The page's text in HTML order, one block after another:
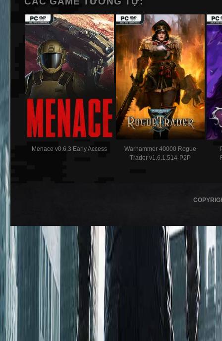
Menace v0.6.3 Early Access
Warhammer 40000 Rogue
Trader v1.6.1.514-P2P